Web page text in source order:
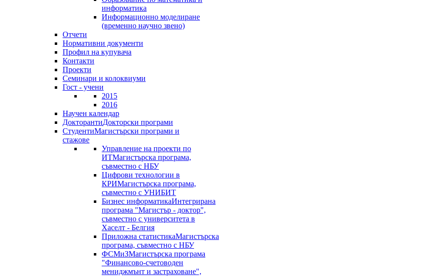
информатика
Информационно моделиране
(временно научно звено)
Отчети
Нормативни документи
Профил на купувача
Контакти
Проекти
Семинари и колоквиуми
Гост - учени
2015
2016
Научен календар
ДокторантиДокторски програми
СтудентиМагистърски програми и
стажове
Управление на проекти по
ИТМагистърска програма,
съвместно с НБУ
Цифрови технологии в
КРИМагистърска програма,
съвместно с УНИБИТ
Бизнес информатикаИнтегрирана
програма "Магистър - доктор",
съвместно с университета в
Хаселт - Белгия
Приложна статистикаМагистърска
програма, съвместно с НБУ
ФСМиЗМагистърска програма
"Финансово-счетоводен
мениджмънт и застраховане",